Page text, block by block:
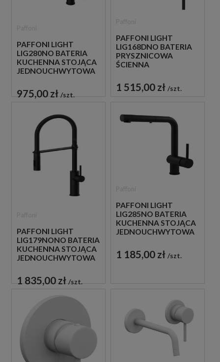
PAFFONI LIGHT
LIG280NO BATERIA
KUCHENNA STOJĄCA
JEDNOUCHWYTOWA
975,00 zł szt.
PAFFONI LIGHT
LIG168DNO BATERIA
PRYSZNICOWA
ŚCIENNA
CZARNA
1 515,00 zł szt.
PAFFONI LIGHT
LIG179NONO BATERIA
KUCHENNA STOJĄCA
JEDNOUCHWYTOWA
1 835,00 zł szt.
PAFFONI LIGHT
LIG285NO BATERIA
KUCHENNA STOJĄCA
JEDNOUCHWYTOWA
1 185,00 zł szt.